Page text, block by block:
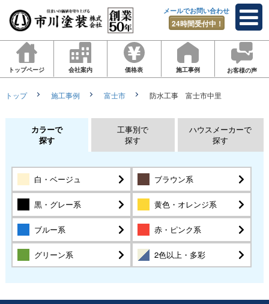
メールでお問い合わせ
24時間受付中！
トップページ 会社案内 価格表 施工事例 お客様の声
トップ 施工事例 富士市 防水工事 富士市中里
カラーで
探す
工事別で
探す
ハウスメーカーで
探す
白・ベージュ ブラウン系
黒・グレー系 黄色・オレンジ系
ブルー系 赤・ピンク系
グリーン系 2色以上・多彩